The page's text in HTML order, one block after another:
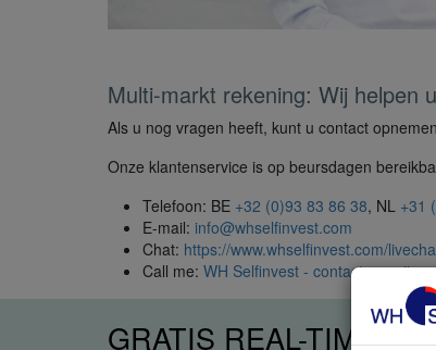
Multi-markt rekening: Wij helpen
Als u nog vragen heeft, kunt u contact
Onze klantenservice is op beursdagen
Telefoon: BE +32 (0)93 83 86 38, NL +31
E-mail: info@whselfinvest.com
Chat: https://www.whselfinvest.com/
Call me: WH Selfinvest - contacteer mij -
GRATIS REAL-TIME